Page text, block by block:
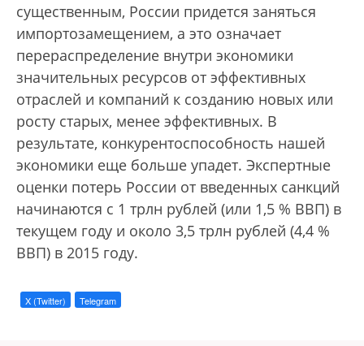
существенным, России придется заняться
импортозамещением, а это означает
перераспределение внутри экономики
значительных ресурсов от эффективных
отраслей и компаний к созданию новых или
росту старых, менее эффективных. В
результате, конкурентоспособность нашей
экономики еще больше упадет. Экспертные
оценки потерь России от введенных санкций
начинаются с 1 трлн рублей (или 1,5 % ВВП) в
текущем году и около 3,5 трлн рублей (4,4 %
ВВП) в 2015 году.
X (Twitter) Telegram